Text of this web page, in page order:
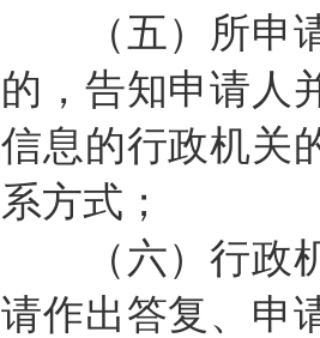
（五）所申请
的，告知申请人
信息的行政机关
系方式；
（六）行政机
请作出答复、申